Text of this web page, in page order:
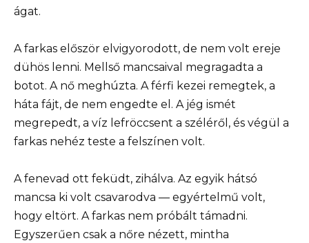
ágat.
A farkas először elvigyorodott, de nem volt ereje
dühös lenni. Mellső mancsaival megragadta a
botot. A nő meghúzta. A férfi kezei remegtek, a
háta fájt, de nem engedte el. A jég ismét
megrepedt, a víz lefröccsent a széléről, és végül a
farkas nehéz teste a felszínen volt.
A fenevad ott feküdt, zihálva. Az egyik hátsó
mancsa ki volt csavarodva — egyértelmű volt,
hogy eltört. A farkas nem próbált támadni.
Egyszerűen csak a nőre nézett, mintha